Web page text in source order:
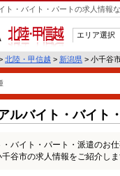
ト・バイト・パートの求人情報
北陸・甲信越
エリア選択
北陸・甲信越 > 新潟県 > 小千谷
ルバイト・バイト
バイト・パート・派遣のお
谷市の求人情報をご紹介しま